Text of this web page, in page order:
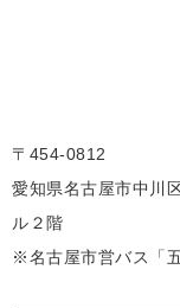
〒454-0812
愛知県名古屋市中川
ル２階
※名古屋市営バス「